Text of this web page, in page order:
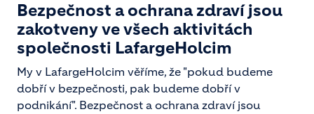
Bezpečnost a ochrana zdraví jsou
zakotveny ve všech aktivitách
společnosti LafargeHolcim
My v LafargeHolcim věříme, že "pokud budeme
dobří v bezpečnosti, pak budeme dobří v
podnikání". Bezpečnost a ochrana zdraví jsou